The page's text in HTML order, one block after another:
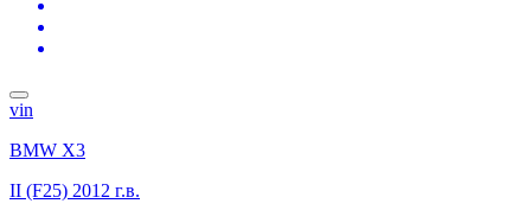
vin
BMW X3
II (F25) 2012 г.в.